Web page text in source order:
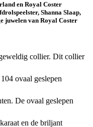
en Royal Coster
Shanna Slaap,
juwelen van Royal Coster
collier. Dit collier
ovaal geslepen
De ovaal geslepen
en de briljant